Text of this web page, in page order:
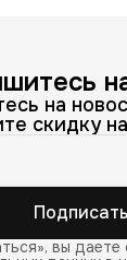
на
скидку
вы даете